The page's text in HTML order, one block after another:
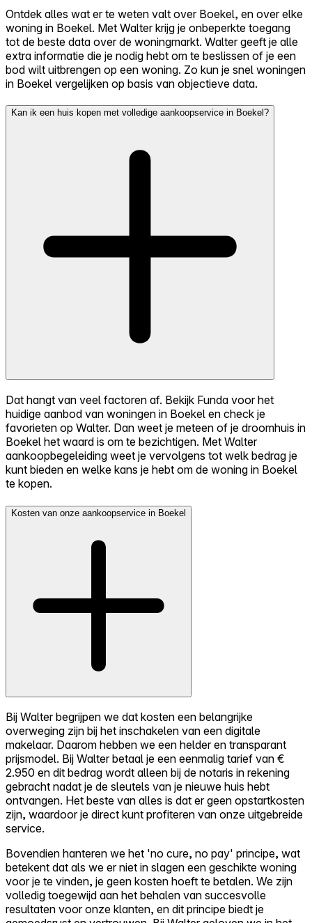
Ontdek alles wat er te weten valt over Boekel, en over elke
woning in Boekel. Met Walter krijg je onbeperkte toegang
tot de beste data over de woningmarkt. Walter geeft je alle
extra informatie die je nodig hebt om te beslissen of je een
bod wilt uitbrengen op een woning. Zo kun je snel woningen
in Boekel vergelijken op basis van objectieve data.
Kan ik een huis kopen met volledige aankoopservice in Boekel?
Dat hangt van veel factoren af. Bekijk Funda voor het
huidige aanbod van woningen in Boekel en check je
favorieten op Walter. Dan weet je meteen of je droomhuis in
Boekel het waard is om te bezichtigen. Met Walter
aankoopbegeleiding weet je vervolgens tot welk bedrag je
kunt bieden en welke kans je hebt om de woning in Boekel
te kopen.
Kosten van onze aankoopservice in Boekel
Bij Walter begrijpen we dat kosten een belangrijke
overweging zijn bij het inschakelen van een digitale
makelaar. Daarom hebben we een helder en transparant
prijsmodel. Bij Walter betaal je een eenmalig tarief van €
2.950 en dit bedrag wordt alleen bij de notaris in rekening
gebracht nadat je de sleutels van je nieuwe huis hebt
ontvangen. Het beste van alles is dat er geen opstartkosten
zijn, waardoor je direct kunt profiteren van onze uitgebreide
service.
Bovendien hanteren we het 'no cure, no pay' principe, wat
betekent dat als we er niet in slagen een geschikte woning
voor je te vinden, je geen kosten hoeft te betalen. We zijn
volledig toegewijd aan het behalen van succesvolle
resultaten voor onze klanten, en dit principe biedt je